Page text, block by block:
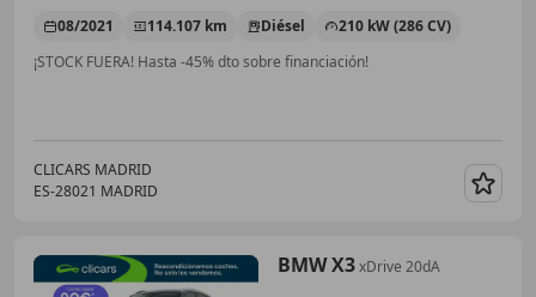
08/2021 114.107 km Diésel
210 kW (286 CV)
¡STOCK FUERA! Hasta -45% dto sobre financiación!
CLICARS MADRID
ES-28021 MADRID
BMW X3xDrive 20dA